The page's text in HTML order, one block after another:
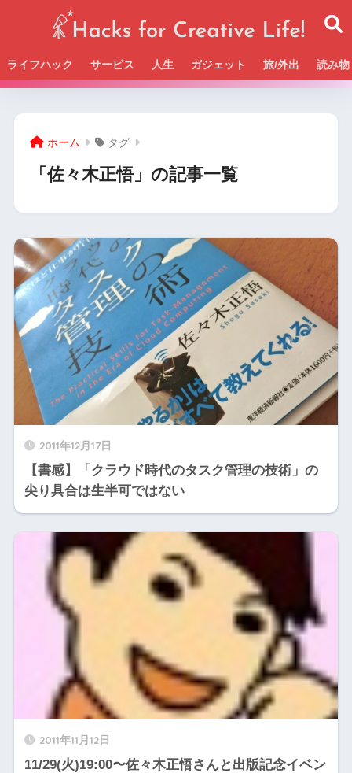
ライフハック サービス 人生 ガジェット 旅/外出 読み物
Beckの活動＆SNSまとめはこちら
ホーム タグ
「佐々木正悟」の記事一覧
2011年12月17日
【書感】「クラウド時代のタスク管理の技術」の
尖り具合は生半可ではない
2011年11月12日
11/29(火)19:00〜佐々木正悟さんと出版記念イベン